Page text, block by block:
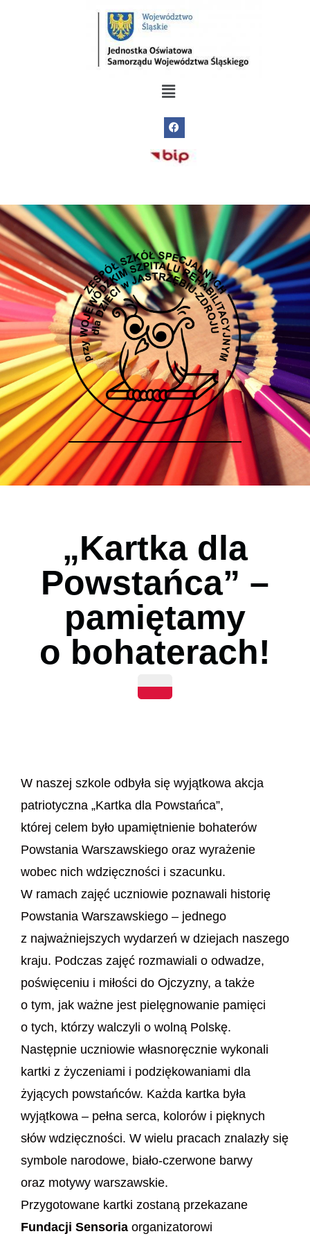
„Kartka dla
Powstańca” –
pamiętamy
o bohaterach!
W naszej szkole odbyła się wyjątkowa akcja
patriotyczna „Kartka dla Powstańca”,
której celem było upamiętnienie bohaterów
Powstania Warszawskiego oraz wyrażenie
wobec nich wdzięczności i szacunku.
W ramach zajęć uczniowie poznawali historię
Powstania Warszawskiego – jednego
z najważniejszych wydarzeń w dziejach naszego
kraju. Podczas zajęć rozmawiali o odwadze,
poświęceniu i miłości do Ojczyzny, a także
o tym, jak ważne jest pielęgnowanie pamięci
o tych, którzy walczyli o wolną Polskę.
Następnie uczniowie własnoręcznie wykonali
kartki z życzeniami i podziękowaniami dla
żyjących powstańców. Każda kartka była
wyjątkowa – pełna serca, kolorów i pięknych
słów wdzięczności. W wielu pracach znalazły się
symbole narodowe, biało-czerwone barwy
oraz motywy warszawskie.
Przygotowane kartki zostaną przekazane
Fundacji Sensoria organizatorowi